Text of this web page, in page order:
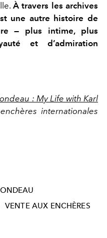
À travers les archives
une autre histoire de
— plus intime, plus
et d’admiration
: My Life with Karl
internationales
VENTE AUX ENCHÈRES